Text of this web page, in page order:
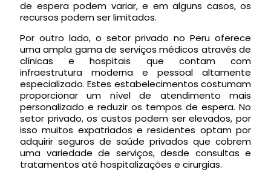
de espera podem variar, e em alguns casos, os
recursos podem ser limitados.
Por outro lado, o setor privado no Peru oferece
uma ampla gama de serviços médicos através de
clínicas e hospitais que contam com
infraestrutura moderna e pessoal altamente
especializado. Estes estabelecimentos costumam
proporcionar um nível de atendimento mais
personalizado e reduzir os tempos de espera. No
setor privado, os custos podem ser elevados, por
isso muitos expatriados e residentes optam por
adquirir seguros de saúde privados que cobrem
uma variedade de serviços, desde consultas e
tratamentos até hospitalizações e cirurgias.